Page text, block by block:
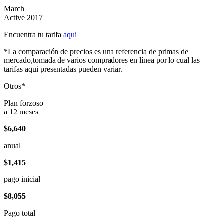
March
Active 2017
Encuentra tu tarifa aqui
*La comparación de precios es una referencia de primas de
mercado,tomada de varios compradores en línea por lo cual las
tarifas aqui presentadas pueden variar.
Otros*
Plan forzoso
a 12 meses
$6,640
anual
$1,415
pago inicial
$8,055
Pago total